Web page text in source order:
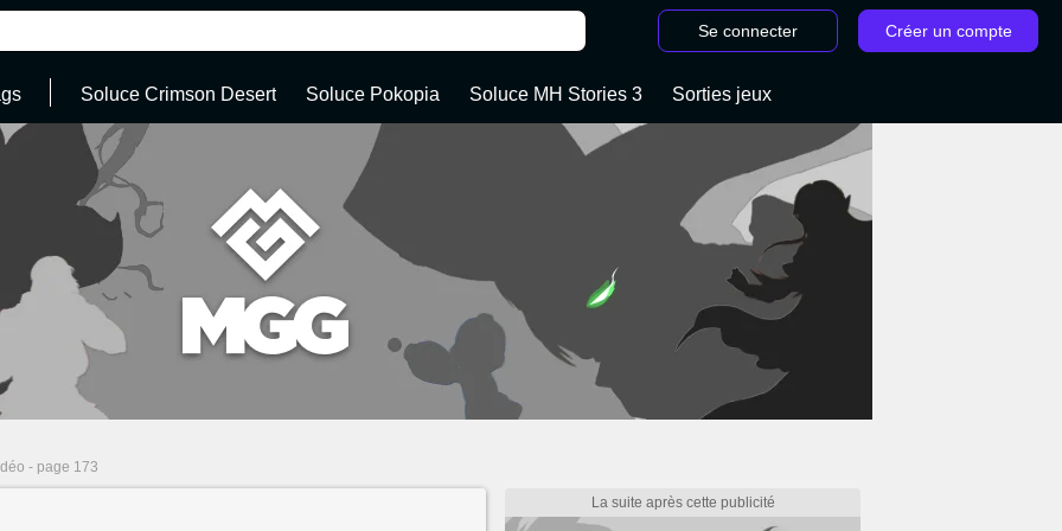
Se connecter Créer un compte
Soluce Crimson Desert Soluce Pokopia Soluce MH Stories 3 Sorties jeux
- page 173